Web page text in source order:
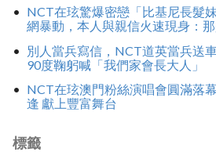
NCT在玹驚爆密戀「比基尼長髮
網暴動，本人與親信火速現身：那
別人當兵寫信，NCT道英當兵送
90度鞠躬喊「我們家會長大人」
NCT在玹澳門粉絲演唱會圓滿落
逢 獻上豐富舞台
標籤